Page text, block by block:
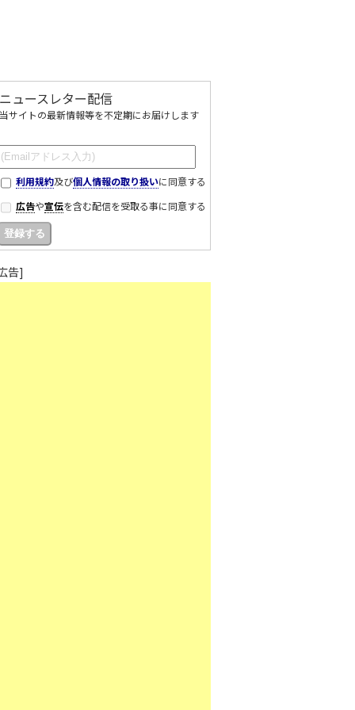
ュースレター配信
サイトの最新情報等を不定期にお届けします
利用規約及び個人情報の取り扱いに同意する
広告や宣伝を含む配信を受取る事に同意する
告]